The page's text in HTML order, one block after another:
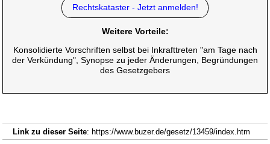
Rechtskataster - Jetzt anmelden!
Weitere Vorteile:
Konsolidierte Vorschriften selbst bei Inkrafttreten "am Tage nach
der Verkündung", Synopse zu jeder Änderungen, Begründungen
des Gesetzgebers
Link zu dieser Seite: https://www.buzer.de/gesetz/13459/index.htm